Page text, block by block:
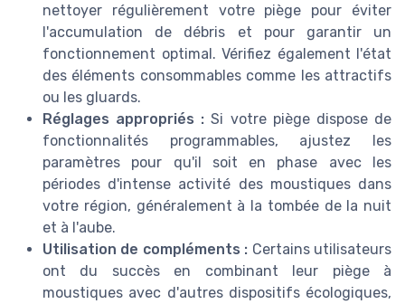
nettoyer régulièrement votre piège pour éviter
l'accumulation de débris et pour garantir un
fonctionnement optimal. Vérifiez également l'état
des éléments consommables comme les attractifs
ou les gluards.
Réglages appropriés : Si votre piège dispose de
fonctionnalités programmables, ajustez les
paramètres pour qu'il soit en phase avec les
périodes d'intense activité des moustiques dans
votre région, généralement à la tombée de la nuit
et à l'aube.
Utilisation de compléments : Certains utilisateurs
ont du succès en combinant leur piège à
moustiques avec d'autres dispositifs écologiques,